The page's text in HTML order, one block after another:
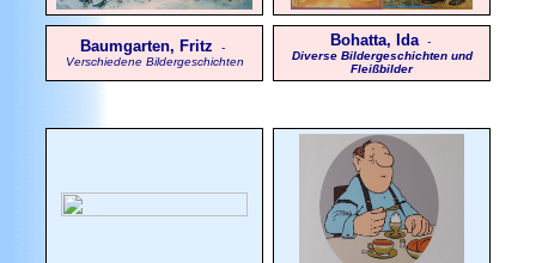
Baumgarten, Fritz
-
Verschiedene Bildergeschichten
Bohatta, Ida
-
Diverse Bildergeschichten und
Fleißbilder